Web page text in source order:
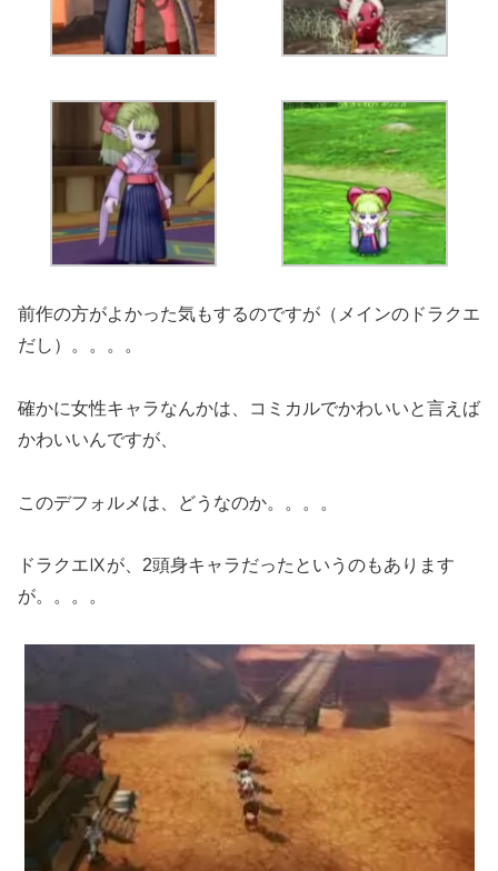
前作の方がよかった気もするのですが（メインのドラクエ
だし）。。。。
確かに女性キャラなんかは、コミカルでかわいいと言えば
かわいいんですが、
このデフォルメは、どうなのか。。。。
ドラクエⅨが、2頭身キャラだったというのもあります
が。。。。